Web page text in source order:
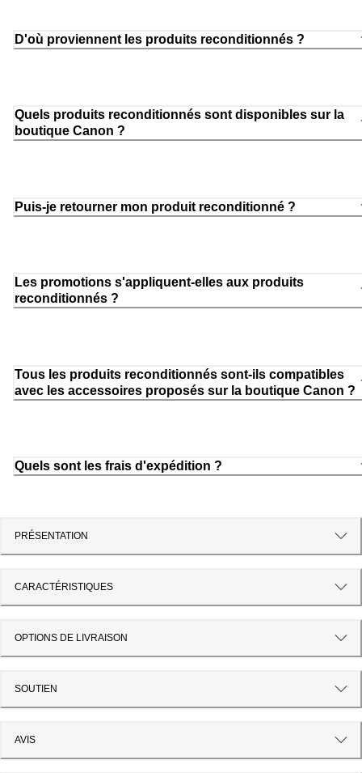
D'où proviennent les produits reconditionnés ?
Quels produits reconditionnés sont disponibles sur la
boutique Canon ?
Puis-je retourner mon produit reconditionné ?
Les promotions s'appliquent-elles aux produits
reconditionnés ?
Tous les produits reconditionnés sont-ils compatibles
avec les accessoires proposés sur la boutique Canon ?
Quels sont les frais d'expédition ?
PRÉSENTATION
CARACTÉRISTIQUES
OPTIONS DE LIVRAISON
SOUTIEN
AVIS